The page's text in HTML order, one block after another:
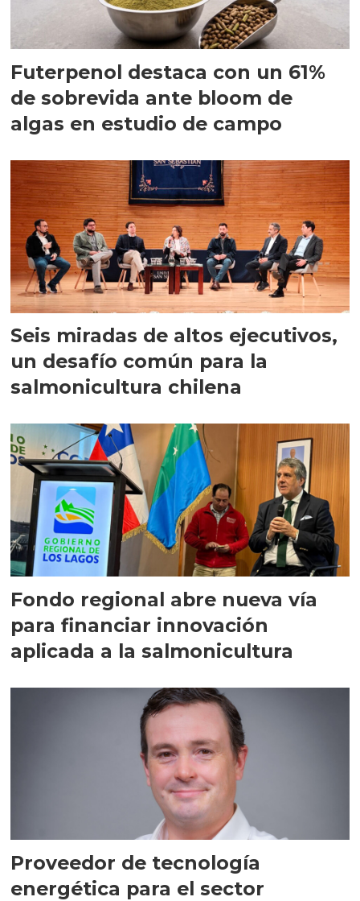
Futerpenol destaca con un 61%
de sobrevida ante bloom de
algas en estudio de campo
Seis miradas de altos ejecutivos,
un desafío común para la
salmonicultura chilena
Fondo regional abre nueva vía
para financiar innovación
aplicada a la salmonicultura
Proveedor de tecnología
energética para el sector